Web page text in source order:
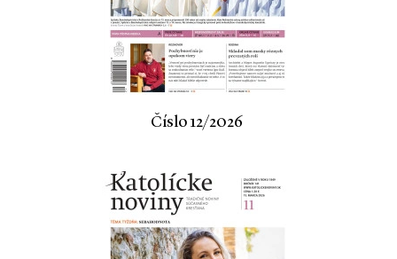
Číslo 12/2026